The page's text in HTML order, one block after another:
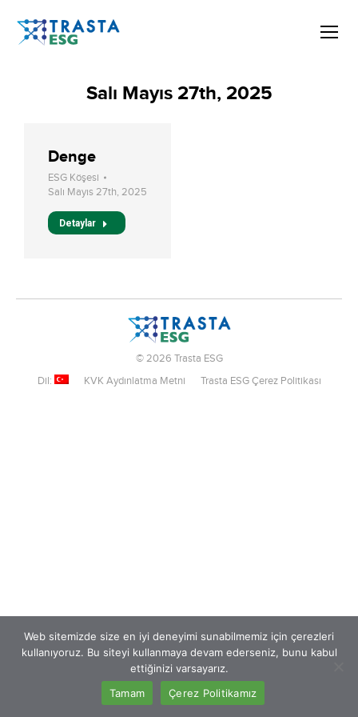
Salı Mayıs 27th, 2025
Denge
ESG Köşesi
Salı Mayıs 27th, 2025
Detaylar
© 2026 Trasta ESG
Dil:
KVK Aydınlatma Metni Trasta ESG Çerez Politikası
Web sitemizde size en iyi deneyimi sunabilmemiz için çerezleri
kullanıyoruz. Bu siteyi kullanmaya devam ederseniz, bunu kabul
ettiğinizi varsayarız.
Tamam
Çerez Politikamız